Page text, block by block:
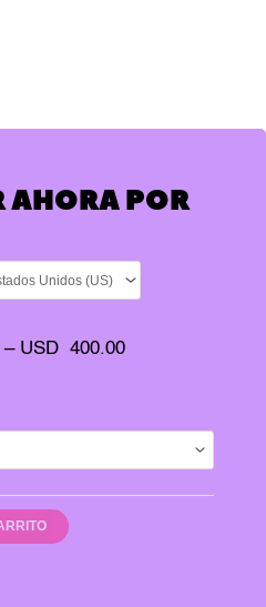
AHORA POR
– USD 400.00